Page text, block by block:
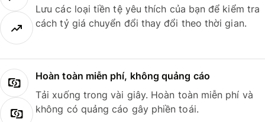
Lưu các loại tiền tệ yêu thích của bạn để kiểm tra
cách tỷ giá chuyển đổi thay đổi theo thời gian.
Hoàn toàn miễn phí, không quảng cáo
Tải xuống trong vài giây. Hoàn toàn miễn phí và
không có quảng cáo gây phiền toái.